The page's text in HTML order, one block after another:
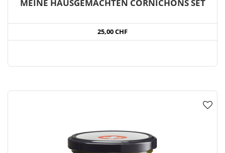
MEINE HAUSGEMACHTEN CORNICHONS SET
25,00 CHF